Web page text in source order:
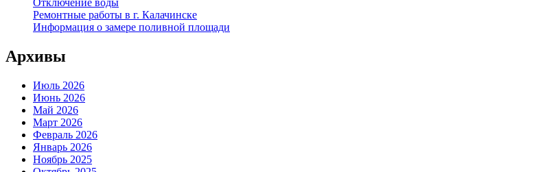
Ремонтные работы в г. Калачинске
Информация о замере поливной площади
Архивы
Июль 2026
Июнь 2026
Май 2026
Март 2026
Февраль 2026
Январь 2026
Ноябрь 2025